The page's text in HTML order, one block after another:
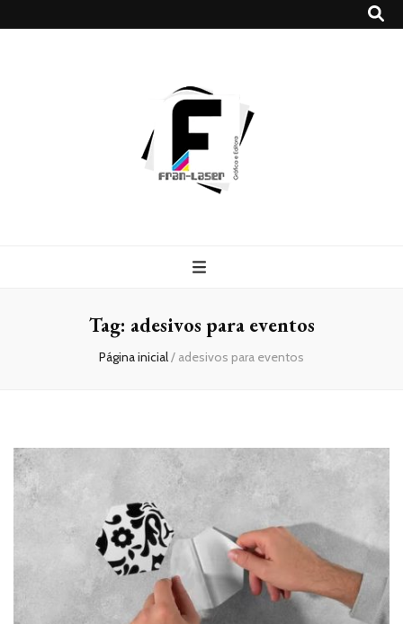
Tag: adesivos para eventos
Página inicial/ adesivos para eventos